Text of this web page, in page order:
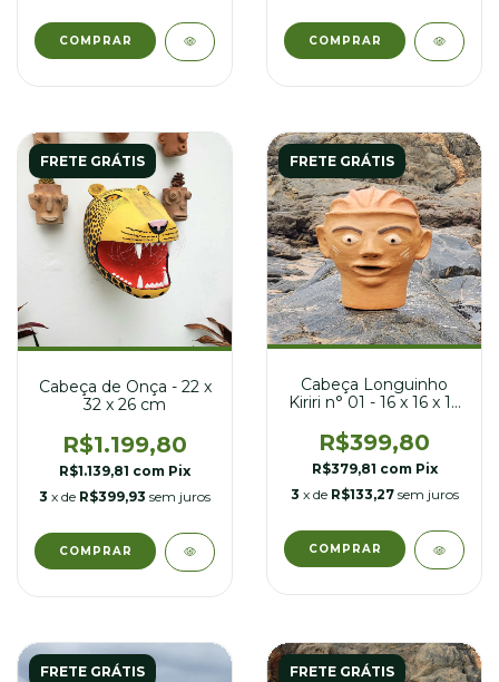
FRETE GRÁTIS
Cabeça de Onça - 22 x
32 x 26 cm
R$1.199,80
R$1.139,81 com Pix
3 x de R$399,93 sem juros
FRETE GRÁTIS
Cabeça Longuinho
Kiriri n° 01 - 16 x 16 x 17
R$399,80
R$379,81 com Pix
3 x de R$133,27 sem juros
FRETE GRÁTIS FRETE GRÁTIS